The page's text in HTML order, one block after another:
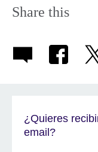
Share this
¿Quieres
email?